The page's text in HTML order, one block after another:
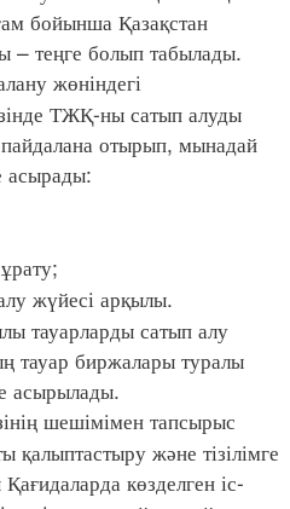
бойынша Қазақстан
– теңге болып табылады.
жөніндегі
ТЖҚ-ны сатып алуды
пайдалана отырып, мынадай
асырады:
жүйесі арқылы.
тауарларды сатып алу
тауар биржалары туралы
асырылады.
шешімімен тапсырыс
қалыптастыру және тізілімге
көзделген іс-